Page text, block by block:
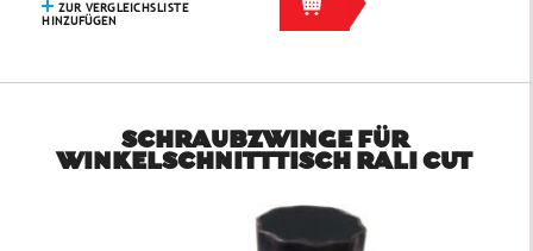
ZUR VERGLEICHSLISTE
HINZUFÜGEN
SCHRAUBZWINGE FÜR
WINKELSCHNITTTISCH RALI CUT